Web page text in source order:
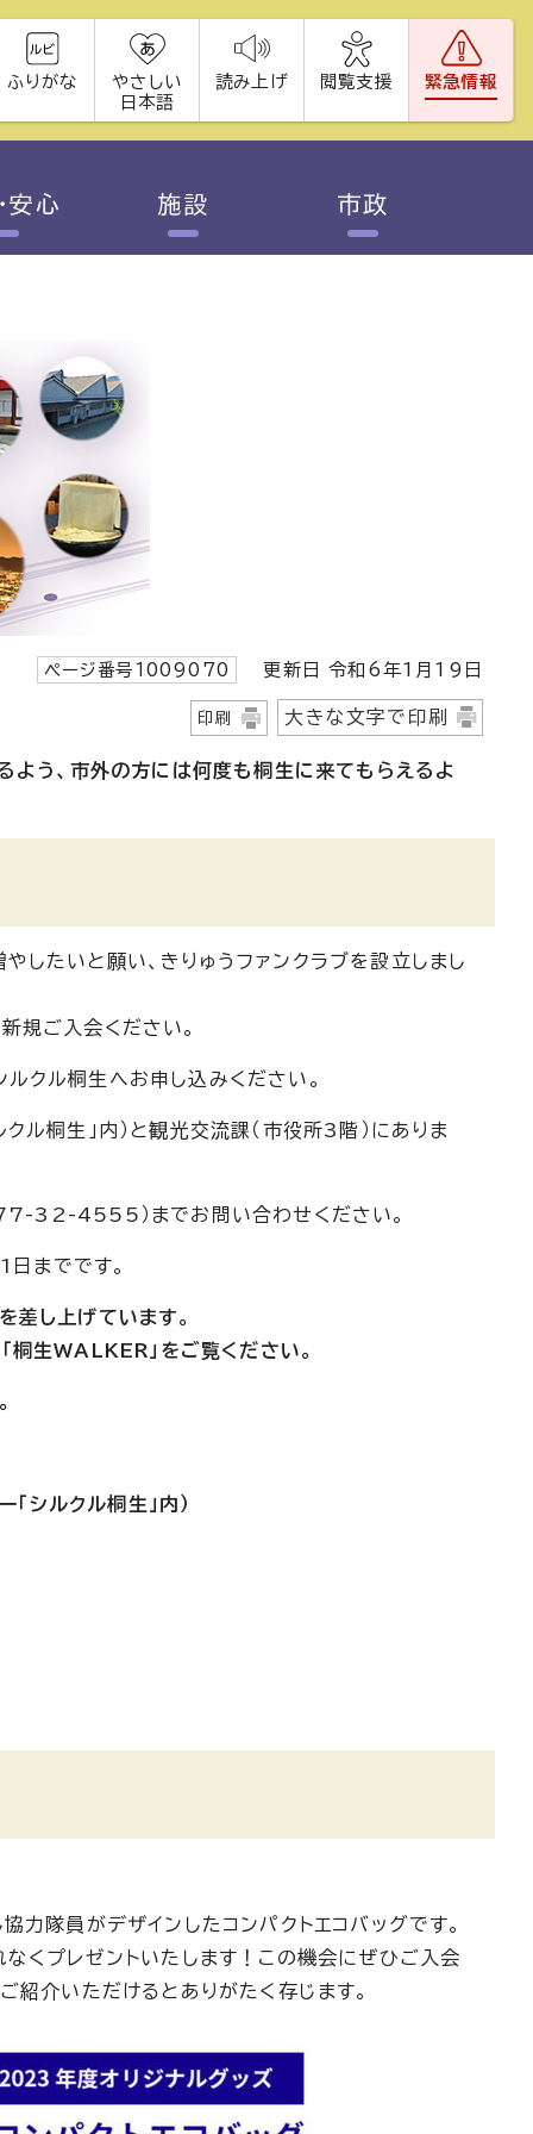
ふりがな
やさしい
日本語
読み上げ 閲覧支援 緊急情報
安心 施設 市政
ページ番号1009070 更新日 令和6年1月19日
印刷 大きな文字で印刷
よう、市外の方には何度も桐生に来てもらえるよ
たいと願い、きりゅうファンクラブを設立しまし
規ご入会ください。
クル桐生へお申し込みください。
ル桐生」内）と観光交流課（市役所3階）にありま
32-4555）までお問い合わせください。
までです。
差し上げています。
桐生WALKER」をご覧ください。
シルクル桐生」内）
力隊員がデザインしたコンパクトエコバッグです。
くプレゼントいたします！この機会にぜひご入会
紹介いただけるとありがたく存じます。